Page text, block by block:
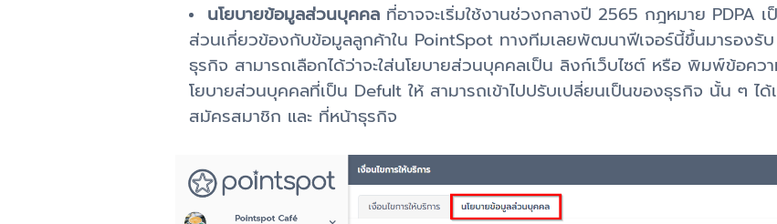
นโยบายข้อมูลส่วนบุคคล ที่อาจจะเริ่มใช้งานช่วงกลางปี 2565 กฎหมาย
ส่วนเกี่ยวข้องกับข้อมูลลูกค้าใน PointSpot ทางทีมเลยพัฒนาฟีเจอร์นี้ขึ้นมารองรับ
ธุรกิจ สามารถเลือกได้ว่าจะใส่นโยบายส่วนบุคคลเป็น ลิงก์เว็บไซต์ หรือ พิมพ์ข้อค
โยบายส่วนบุคคลที่เป็น Defult ให้ สามารถเข้าไปปรับเปลี่ยนเป็นของธุรกิจ นั้น ๆ ไ
สมัครสมาชิก และ ที่หน้าธุรกิจ